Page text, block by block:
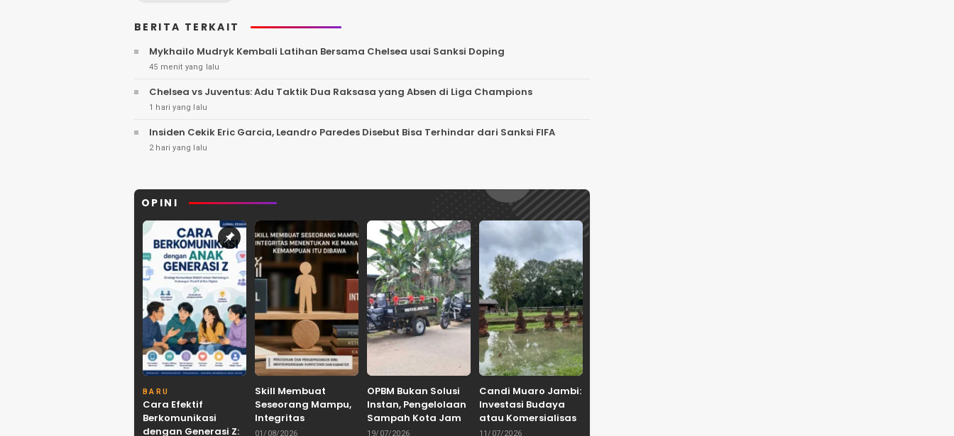
BERITA TERKAIT
Mykhailo Mudryk Kembali Latihan Bersama Chelsea usai Sanksi Doping
45 menit yang lalu
Chelsea vs Juventus: Adu Taktik Dua Raksasa yang Absen di Liga Champions
1 hari yang lalu
Insiden Cekik Eric Garcia, Leandro Paredes Disebut Bisa Terhindar dari Sanksi FIFA
2 hari yang lalu
OPINI
BARU
Cara Efektif
Berkomunikasi
dengan Generasi Z:
Skill Membuat
Seseorang Mampu,
Integritas
Menentukan Ke
01/08/2026
OPBM Bukan Solusi
Instan, Pengelolaan
Sampah Kota Jambi
Tetap
19/07/2026
Candi Muaro Jambi:
Investasi Budaya
atau Komersialisasi
Sejarah?
11/07/2026